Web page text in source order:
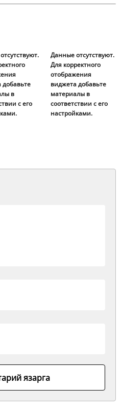
добавьте
в
с его
Данные отсутствуют.
Для корректного
отображения
виджета добавьте
материалы в
соответствии с его
настройками.
язарга